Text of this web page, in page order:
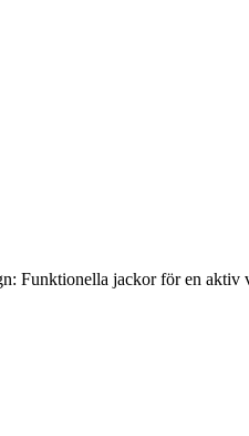
Funktionella jackor för en aktiv